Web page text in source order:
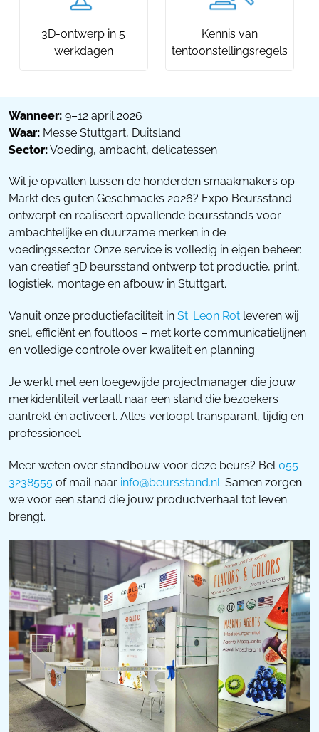
3D-ontwerp in 5
werkdagen
Kennis van
tentoonstellingsregels
Wanneer: 9–12 april 2026
Waar: Messe Stuttgart, Duitsland
Sector:Voeding, ambacht, delicatessen
Wil je opvallen tussen de honderden smaakmakers op
Markt des guten Geschmacks 2026? Expo Beursstand
ontwerpt en realiseert opvallende beursstands voor
ambachtelijke en duurzame merken in de
voedingssector. Onze service is volledig in eigen beheer:
van creatief 3D beursstand ontwerp tot productie, print,
logistiek, montage en afbouw in Stuttgart.
Vanuit onze productiefaciliteit in St. Leon Rot leveren wij
snel, efficiënt en foutloos – met korte communicatielijnen
en volledige controle over kwaliteit en planning.
Je werkt met een toegewijde projectmanager die jouw
merkidentiteit vertaalt naar een stand die bezoekers
aantrekt én activeert. Alles verloopt transparant, tijdig en
professioneel.
Meer weten over standbouw voor deze beurs? Bel 055 –
3238555 of mail naar info@beursstand.nl. Samen zorgen
we voor een stand die jouw productverhaal tot leven
brengt.